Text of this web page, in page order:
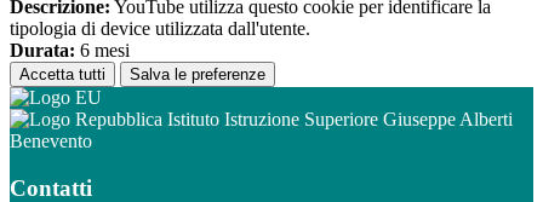
Descrizione: YouTube utilizza questo cookie per identificare la
tipologia di device utilizzata dall'utente.
Durata: 6 mesi
Accetta tutti Salva le preferenze
Istituto Istruzione Superiore Giuseppe Alberti
Benevento
Contatti